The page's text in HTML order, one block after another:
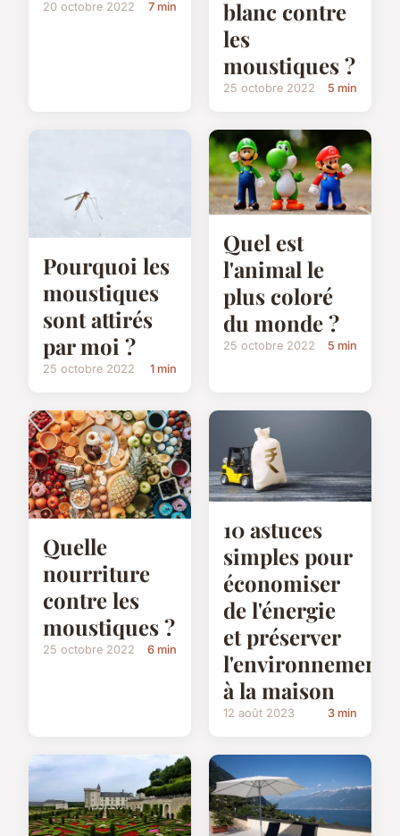
20 octobre 2022 7 min
blanc contre
les
moustiques ?
25 octobre 2022 5 min
Pourquoi les
moustiques
sont attirés
par moi ?
25 octobre 2022 1 min
Quel est
l'animal le
plus coloré
du monde ?
25 octobre 2022 5 min
Quelle
nourriture
contre les
moustiques ?
25 octobre 2022 6 min
10 astuces
simples pour
économiser
de l'énergie
et préserver
l'environnement
à la maison
12 août 2023 3 min